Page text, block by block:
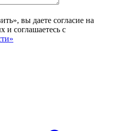
вы даете согласие на
и соглашаетесь с